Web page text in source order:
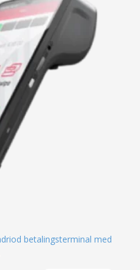
betalingsterminal med